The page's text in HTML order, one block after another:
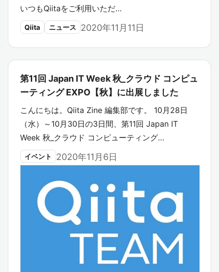
いつもQiitaをご利用いただ…
Qiita ニュース 2020年11月11日
第11回 Japan IT Week 秋_クラウド コンピュ
ーティング EXPO【秋】に出展しました
こんにちは。Qiita Zine 編集部です。 10月28日
（水）～10月30日の3日間、第11回 Japan IT
Week 秋_クラウド コンピューティング…
イベント 2020年11月6日